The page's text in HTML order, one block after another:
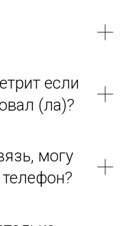
если
(ла)?
могу